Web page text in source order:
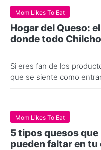
Mom Likes To Eat
Hogar del Queso:
donde todo
Si eres fan de los
que se siente como entrar
Mom Likes To Eat
5 tipos quesos que
pueden faltar en tu